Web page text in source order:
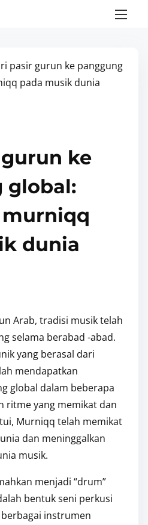
pasir gurun ke panggung
pada musik dunia
ke
global:
dunia
Arab, tradisi musik telah
selama berabad -abad.
yang berasal dari
mendapatkan
global dalam beberapa
ritme yang memikat dan
Murniqq telah memikat
dan meninggalkan
musik.
menjadi “drum”
bentuk seni perkusi
instrumen